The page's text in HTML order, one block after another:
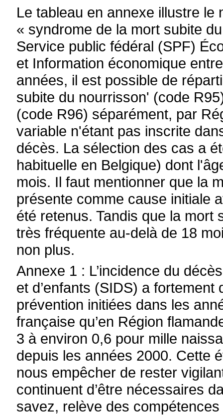
Le tableau en annexe illustre
« syndrome de la mort subite
Service public fédéral (SPF)
et Information économique
années, il est possible de
subite du nourrisson' (code
(code R96) séparément, par
variable n'étant pas inscrite
décès. La sélection des cas a
habituelle en Belgique) dont
mois. Il faut mentionner que la
présente comme cause initiale
été retenus. Tandis que la
très fréquente au-delà de 18
non plus.
Annexe 1 : L’incidence du
et d’enfants (SIDS) a
prévention initiées dans les
française qu’en Région
3 à environ 0,6 pour mille
depuis les années 2000. Cette
nous empêcher de rester
continuent d’être nécessaires
savez, relève des